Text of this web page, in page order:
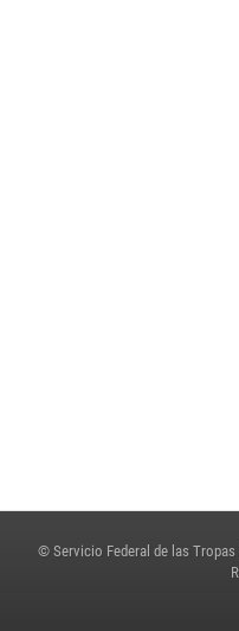
© Servicio Federal de las Tropas